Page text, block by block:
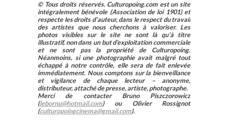
© Tous droits réservés. Culturopoing.com est un site
intégralement bénévole (Association de loi 1901) et
respecte les droits d’auteur, dans le respect du travail
des artistes que nous cherchons à valoriser. Les
photos visibles sur le site ne sont là qu’à titre
illustratif, non dans un but d’exploitation commerciale
et ne sont pas la propriété de Culturopoing.
Néanmoins, si une photographie avait malgré tout
échappé à notre contrôle, elle sera de fait enlevée
immédiatement. Nous comptons sur la bienveillance
et vigilance de chaque lecteur – anonyme,
distributeur, attaché de presse, artiste, photographe.
Merci de contacter Bruno Piszczorowicz
(lebornu@hotmail.com) ou Olivier Rossignot
(culturopoingcinema@gmail.com).